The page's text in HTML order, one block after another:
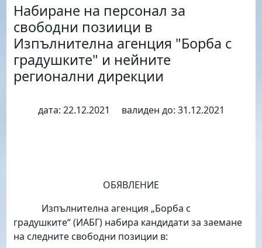
Набиране на персонал за
свободни позиици в
Изпълнителна агенция "Борба с
градушките" и нейните
регионални дирекции
дата: 22.12.2021 валиден до: 31.12.2021
ОБЯВЛЕНИЕ
Изпълнителна агенция „Борба с
градушките“ (ИАБГ) набира кандидати за заемане
на следните свободни позиции в: